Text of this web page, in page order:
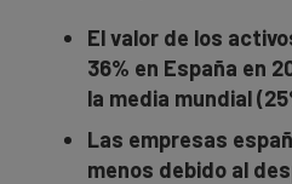
El valor de los
36% en España en
la media mundial
Las empresas
menos debido al